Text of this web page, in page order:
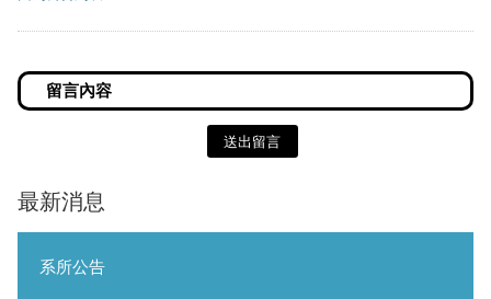
最新消息
系所公告
送出留言